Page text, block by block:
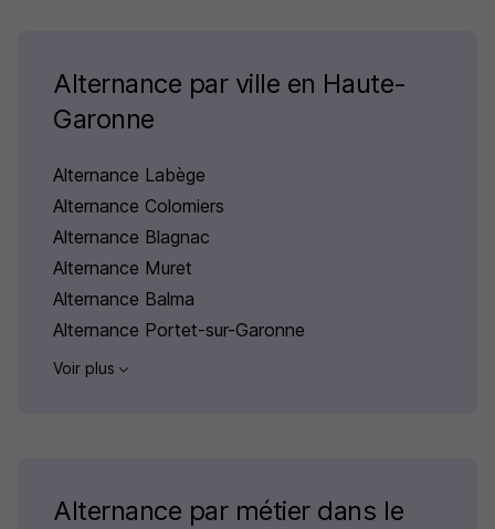
Alternance par ville en Haute-
Garonne
Alternance Labège
Alternance Colomiers
Alternance Blagnac
Alternance Muret
Alternance Balma
Alternance Portet-sur-Garonne
Voir plus
Alternance par métier dans le